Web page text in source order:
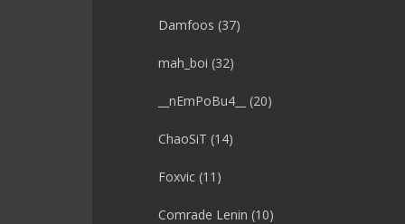
Damfoos (37)
mah_boi (32)
__nEmPoBu4__ (20)
ChaoSiT (14)
Foxvic (11)
Comrade Lenin (10)